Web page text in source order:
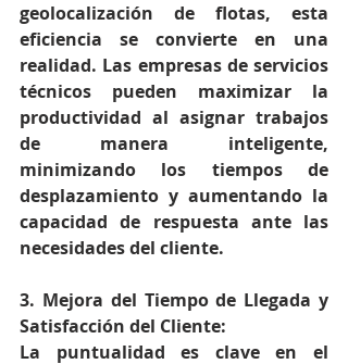
geolocalización de flotas, esta
eficiencia se convierte en una
realidad. Las empresas de servicios
técnicos pueden maximizar la
productividad al asignar trabajos
de manera inteligente,
minimizando los tiempos de
desplazamiento y aumentando la
capacidad de respuesta ante las
necesidades del cliente.
3. Mejora del Tiempo de Llegada y
Satisfacción del Cliente:
La puntualidad es clave en el